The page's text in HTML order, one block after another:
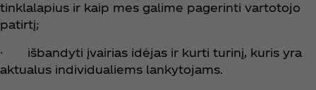
tinklalapius ir kaip mes galime pagerinti vartotojo
patirtį;
· išbandyti įvairias idėjas ir kurti turinį, kuris yra
aktualus individualiems lankytojams.